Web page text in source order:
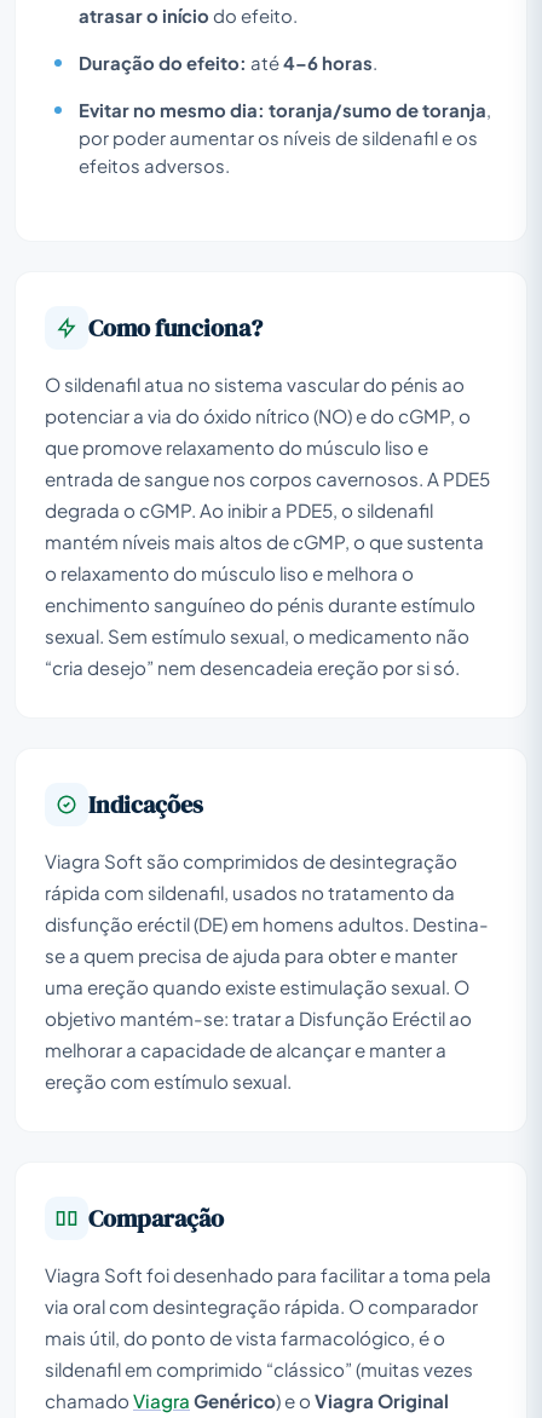
atrasar o início do efeito.
Duração do efeito: até4–6 horas
Evitar no mesmo dia: toranja/sumo de toranja
por poder aumentar os níveis de sildenafil e os
efeitos adversos.
Como funciona?
O sildenafil atua no sistema vascular do pénis ao
potenciar a via do óxido nítrico (NO) e do cGMP, o
que promove relaxamento do músculo liso e
entrada de sangue nos corpos cavernosos. A PDE5
degrada o cGMP. Ao inibir a PDE5, o sildenafil
mantém níveis mais altos de cGMP, o que sustenta
o relaxamento do músculo liso e melhora o
enchimento sanguíneo do pénis durante estímulo
sexual. Sem estímulo sexual, o medicamento não
“cria desejo” nem desencadeia ereção por si só.
Indicações
Viagra Soft são comprimidos de desintegração
rápida com sildenafil, usados no tratamento da
disfunção eréctil (DE) em homens adultos. Destina-
se a quem precisa de ajuda para obter e manter
uma ereção quando existe estimulação sexual. O
objetivo mantém-se: tratar a Disfunção Eréctil ao
melhorar a capacidade de alcançar e manter a
ereção com estímulo sexual.
Comparação
Viagra Soft foi desenhado para facilitar a toma pela
via oral com desintegração rápida. O comparador
mais útil, do ponto de vista farmacológico, é o
sildenafil em comprimido “clássico” (muitas vezes
chamado Viagra Genérico) e o Viagra Original